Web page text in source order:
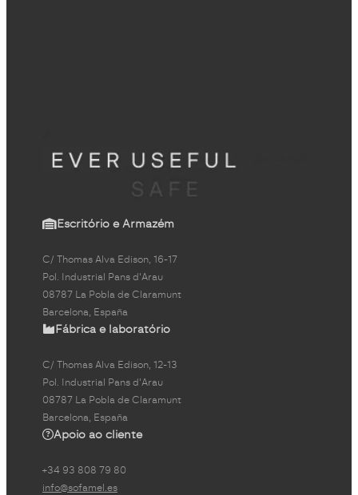
Escritório e Armazém
C/ Thomas Alva Edison, 16-17
Pol. Industrial Pans d'Arau
08787 La Pobla de Claramunt
Barcelona, España
Fábrica e laboratório
C/ Thomas Alva Edison, 12-13
Pol. Industrial Pans d'Arau
08787 La Pobla de Claramunt
Barcelona, España
Apoio ao cliente
+34 93 808 79 80
info@sofamel.es